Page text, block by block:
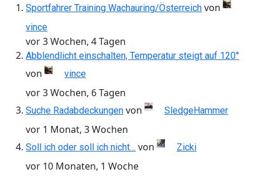
Sportfahrer Training Wachauring/Österreich von
vince
vor 3 Wochen, 4 Tagen
Abblendlicht einschalten, Temperatur steigt auf 120°
von vince
vor 3 Wochen, 6 Tagen
Suche Radabdeckungen von SledgeHammer
vor 1 Monat, 3 Wochen
Soll ich oder soll ich nicht… von Zicki
vor 10 Monaten, 1 Woche